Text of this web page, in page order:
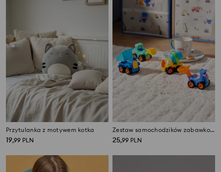
Przytulanka z motywem kotka
19,99 PLN
Zestaw samochodzików zabawkowych 4 pack
25,99 PLN